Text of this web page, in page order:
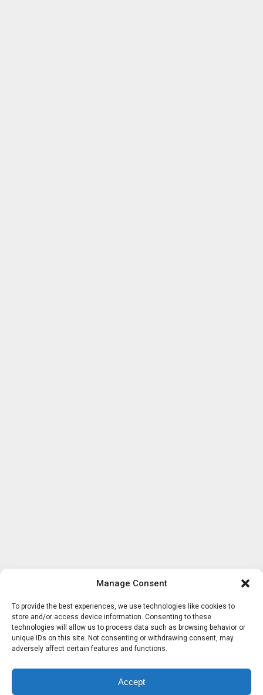
Manage Consent
To provide the best experiences, we use technologies like cookies to
store and/or access device information. Consenting to these
technologies will allow us to process data such as browsing behavior or
unique IDs on this site. Not consenting or withdrawing consent, may
adversely affect certain features and functions.
Accept